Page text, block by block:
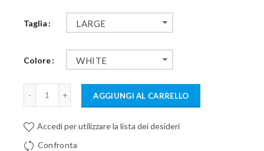
Taglia LARGE
Colore WHITE
AGGIUNGI AL CARRELLO
Accedi per utilizzare la lista dei desideri
Confronta